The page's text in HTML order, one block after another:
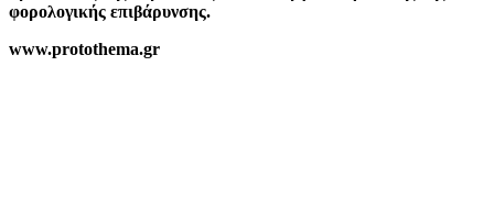
φορολογικής επιβάρυνσης.
www.protothema.gr